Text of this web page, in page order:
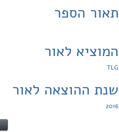
תאור הספר
המוציא לאור
TLG
שנת ההוצאה לאור
2016